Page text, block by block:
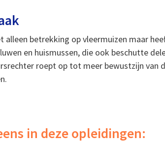
alleen betrekking op vleermuizen maar
en huismussen, die ook beschutte
roept op tot meer bewustzijn van
in deze opleidingen: